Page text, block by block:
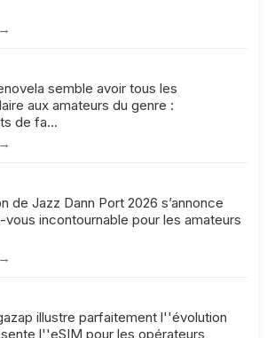
semble avoir tous les
aux amateurs du genre :
de fa...
de Jazz Dann Port 2026 s’annonce
incontournable pour les amateurs
illustre parfaitement l''évolution
l''eSIM pour les opérateurs